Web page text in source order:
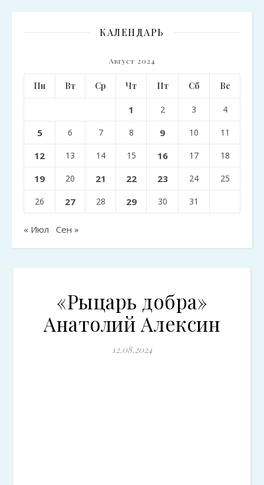
КАЛЕНДАРЬ
Август 2024
Пн Вт Ср Чт Пт Сб Вс
1 2 3 4
5 6 7 8 9 10 11
12 13 14 15 16 17 18
19 20 21 22 23 24 25
26 27 28 29 30 31
« Июл Сен »
«Рыцарь добра»
Анатолий Алексин
12.08.2024